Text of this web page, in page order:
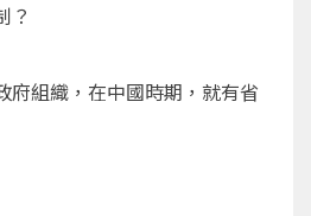
？
府組織，在中國時期，就有省